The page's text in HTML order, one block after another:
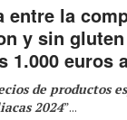
entre la
y sin
1.000 euros
de productos
2024”...